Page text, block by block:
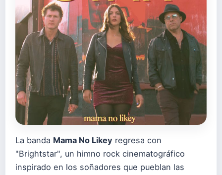
La banda Mama No Likey regresa con
"Brightstar", un himno rock cinematográfico
inspirado en los soñadores que pueblan las